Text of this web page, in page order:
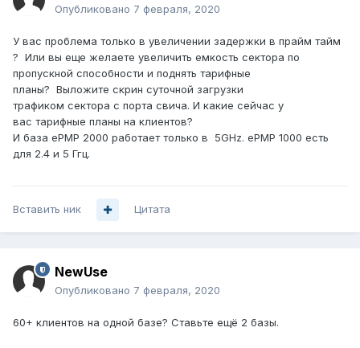
Опубликовано 7 февраля, 2020
У вас проблема только в увеличении задержки в прайм тайм
? Или вы еще желаете увеличить емкость сектора по
пропускной способности и поднять тарифные
планы? Выложите скрин суточной загрузки
трафиком сектора с порта свича. И какие сейчас у
вас тарифные планы на клиентов?
И база ePMP 2000 работает только в 5GHz. ePMP 1000 есть
для 2.4 и 5 Ггц.
Вставить ник Цитата
NewUse
Опубликовано 7 февраля, 2020
60+ клиентов на одной базе? Ставьте ещё 2 базы.